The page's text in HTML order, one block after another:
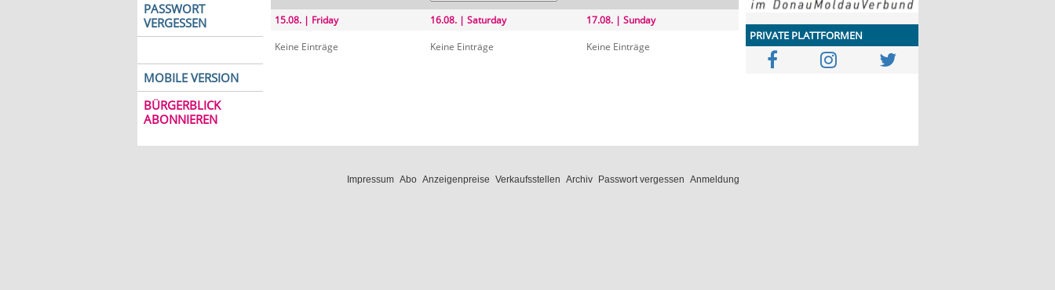
PASSWORT
VERGESSEN
MOBILE VERSION
BÜRGERBLICK
ABONNIEREN
15.08. | Friday
Keine Einträge
16.08. | Saturday
Keine Einträge
17.08. | Sunday
Keine Einträge
PRIVATE PLATTFORMEN
Impressum Abo Anzeigenpreise Verkaufsstellen Archiv Passwort vergessen Anmeldung